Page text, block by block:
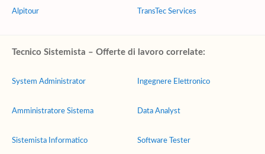
Alpitour TransTec Services
Tecnico Sistemista – Offerte di lavoro correlate:
System Administrator
Amministratore Sistema
Sistemista Informatico
Ingegnere Elettronico
Data Analyst
Software Tester